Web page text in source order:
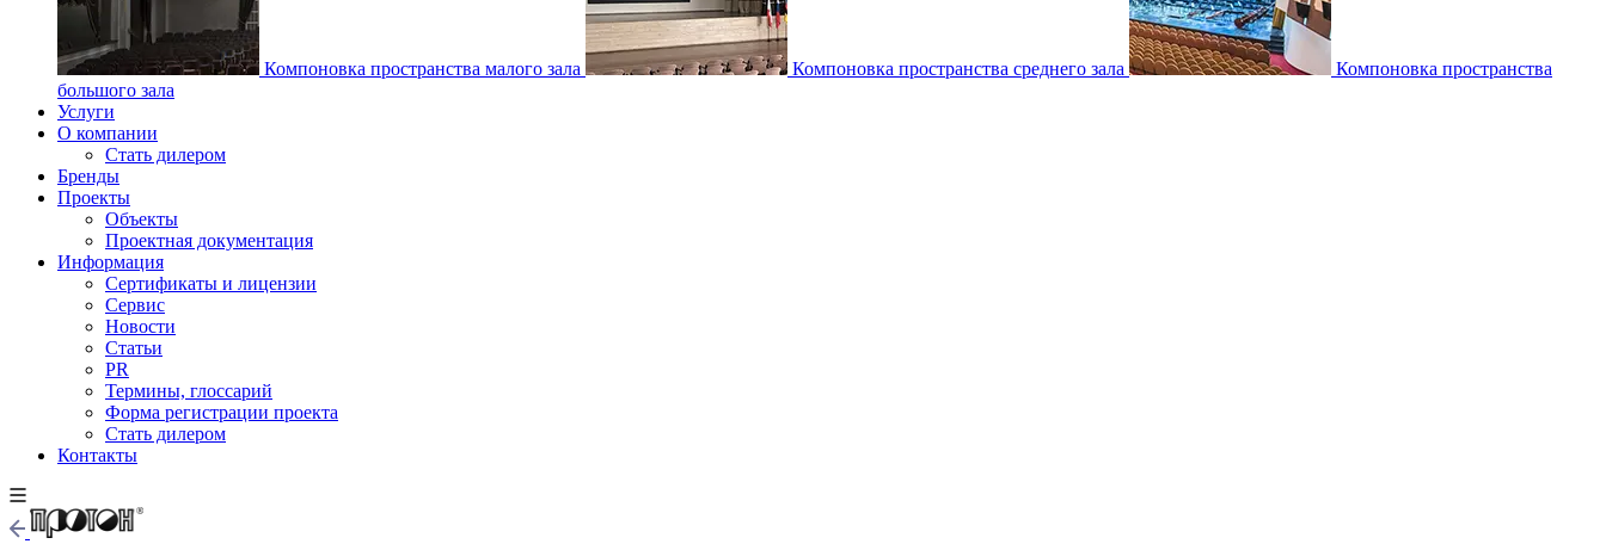
Компоновка пространства малого зала Компоновка пространства среднего зала
Компоновка пространства
большого зала
Услуги
О компании
Стать дилером
Бренды
Проекты
Объекты
Проектная документация
Информация
Сертификаты и лицензии
Сервис
Новости
Статьи
PR
Термины, глоссарий
Форма регистрации проекта
Стать дилером
Контакты